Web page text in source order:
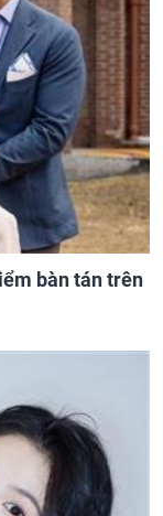
bàn tán trên